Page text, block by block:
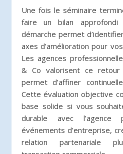
Une fois le séminaire
faire un bilan approfondi
démarche permet
axes d’amélioration pour
Les agences
& Co valorisent ce retour
permet d’affiner
Cette évaluation objective
base solide si vous
durable avec l’agence
événements d’entreprise,
relation partenariale